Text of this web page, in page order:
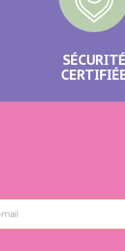
SÉCURITÉ